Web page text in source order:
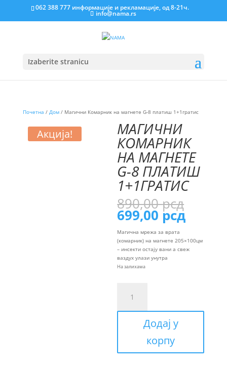
062 388 777 информације и рекламације, од 8-21ч.
info@nama.rs
Izaberite stranicu
Почетна / Дом/ Магични Комарник на магнете G-8 платиш 1+1гратис
Акција! МАГИЧНИ
КОМАРНИК
НА МАГНЕТЕ
G-8 ПЛАТИШ
1+1ГРАТИС
890,00рсд
699,00 рсдцена
Магична мрежа за врата
(комарник) на магнете 205×100цм
– инсекти остају вани а свеж
ваздух улази унутра
На залихама
Комарник
магнете
количина
Додај у
корпу